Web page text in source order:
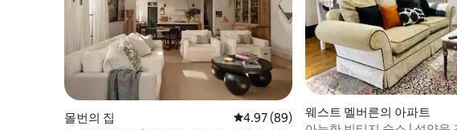
몰번의 집 평점 4.97점(5점 만점), 후기 89개
4.97 (89)
웨스트 멜버른의 아파트